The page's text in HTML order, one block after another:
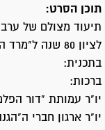
תוכן הסרט:
לציון 80 שנה ל"מרד הערבי" נגד השלטון הבריטי בארץ ישראל.
בתכנית:
ברכות:
יו"ר עמותת "דור
יו"ר ארגון חברי